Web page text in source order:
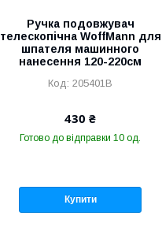
Ручка подовжувач
телескопічна WoffMann для
шпателя машинного
нанесення 120-220см
205401B
430 ₴
Готово до відправки 10 од.
Купити